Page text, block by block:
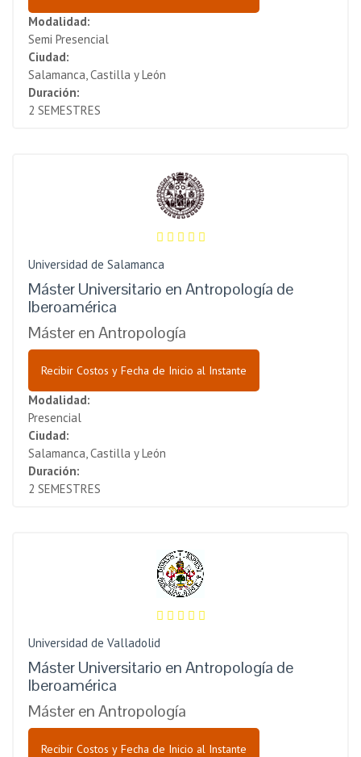
Modalidad:
Semi Presencial
Ciudad:
Salamanca, Castilla y León
Duración:
2 SEMESTRES
Universidad de Salamanca
Máster Universitario en Antropología de
Iberoamérica
Máster en Antropología
Recibir Costos y Fecha de Inicio al Instante
Modalidad:
Presencial
Ciudad:
Salamanca, Castilla y León
Duración:
2 SEMESTRES
Universidad de Valladolid
Máster Universitario en Antropología de
Iberoamérica
Máster en Antropología
Recibir Costos y Fecha de Inicio al Instante